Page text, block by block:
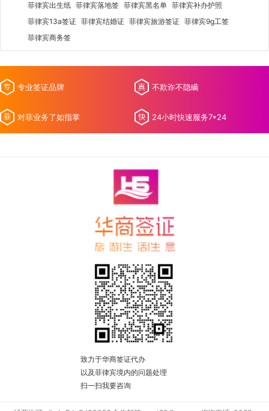
菲律宾出生纸 菲律宾落地签 菲律宾黑名单 菲律宾补办护照
菲律宾13a签证 菲律宾结婚证 菲律宾旅游签证 菲律宾9g工签
菲律宾商务签
专业签证品牌 不欺诈不隐瞒
对菲业务了如指掌 24小时快速服务7*24
致力于华商签证代办
以及菲律宾境内的问题处理
扫一扫我要咨询